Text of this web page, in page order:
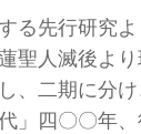
る先行研究
聖人滅後よ
、二期に分
」四〇〇年